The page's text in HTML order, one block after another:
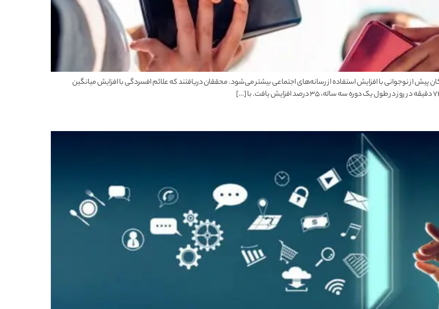
پیش از نوجوانی با افزایش استفاده از رسانه‌های اجتماعی بیشتر می‌شود. محققان دریافتند که علائم افسردگی با افزایش میانگین